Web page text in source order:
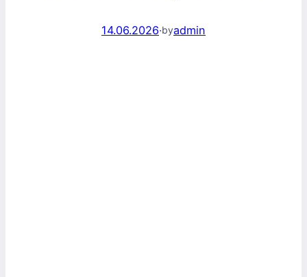
14.06.2026·byadmin